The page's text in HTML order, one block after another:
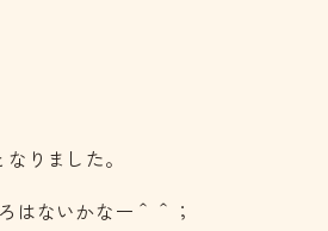
りました。
はないかなー＾＾；